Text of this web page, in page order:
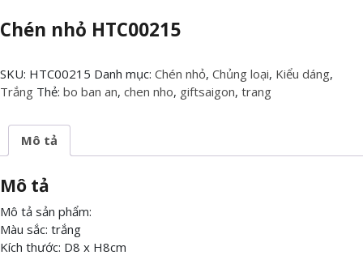
Chén nhỏ HTC00215
SKU: HTC00215 Danh mục: Chén nhỏ, Chủng loại, Kiểu dáng,
Trắng Thẻ: bo ban an, chen nho, giftsaigon, trang
Mô tả
Mô tả
Mô tả sản phẩm:
Màu sắc: trắng
Kích thước: D8 x H8cm